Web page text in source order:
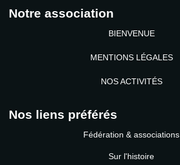
Notre association
BIENVENUE
MENTIONS LÉGALES
NOS ACTIVITÉS
Nos liens préférés
Fédération & associations
Sur l'histoire